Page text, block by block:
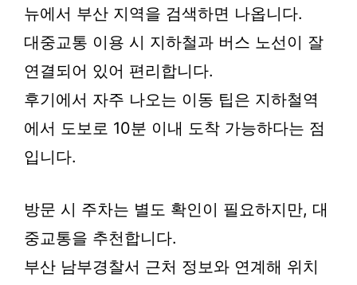
뉴에서 부산 지역을 검색하면 나옵니다.
대중교통 이용 시 지하철과 버스 노선이 잘
연결되어 있어 편리합니다.
후기에서 자주 나오는 이동 팁은 지하철역
에서 도보로 10분 이내 도착 가능하다는 점
입니다.
방문 시 주차는 별도 확인이 필요하지만, 대
중교통을 추천합니다.
부산 남부경찰서 근처 정보와 연계해 위치